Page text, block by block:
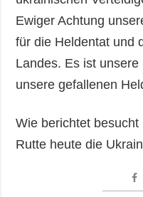
Ewiger Achtung
für die Heldentat und
Landes. Es ist
unsere gefallenen
Wie berichtet
Rutte heute die